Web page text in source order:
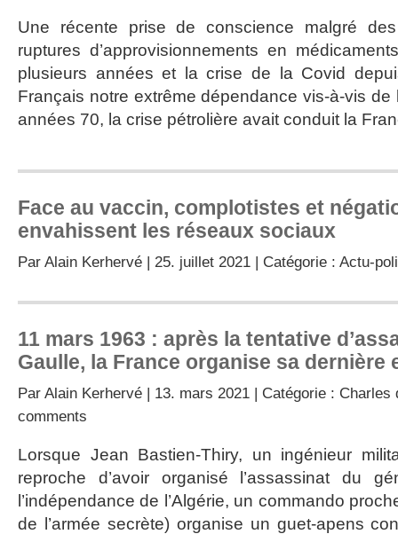
Une récente prise de conscience malgré
ruptures d’approvisionnements en
plusieurs années et la crise de la Covid
Français notre extrême dépendance vis-à-vis de
années 70, la crise pétrolière avait conduit la
Face au vaccin, complotistes et
envahissent les réseaux sociaux
Par Alain Kerhervé | 25. juillet 2021 | Catégorie : Actu-
11 mars 1963 : après la tentative
Gaulle, la France organise sa
Par Alain Kerhervé | 13. mars 2021 | Catégorie : Charles
comments
Lorsque Jean Bastien-Thiry, un ingénieur
reproche d’avoir organisé l’assassinat du
l’indépendance de l’Algérie, un commando
de l’armée secrète) organise un guet-apens